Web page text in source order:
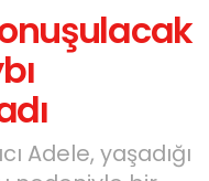
Adele, yaşadığı